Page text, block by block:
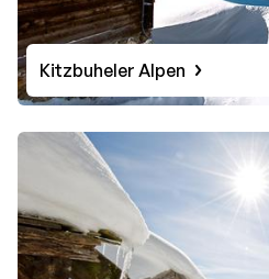
Kitzbuheler Alpen